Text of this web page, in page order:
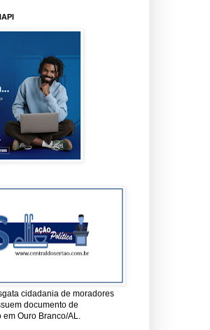
cidadania de moradores
documento de
Ouro Branco/AL.